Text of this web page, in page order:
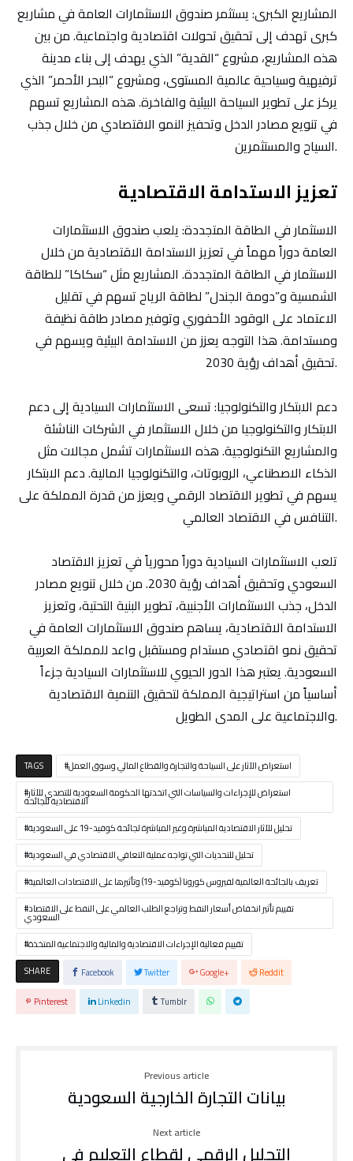
المشاريع الكبرى: يستثمر صندوق الاستثمارات العامة في مشاريع
كبرى تهدف إلى تحقيق تحولات اقتصادية واجتماعية. من بين
هذه المشاريع، مشروع “القدية” الذي يهدف إلى بناء مدينة
ترفيهية وسياحية عالمية المستوى، ومشروع “البحر الأحمر” الذي
يركز على تطوير السياحة البيئية والفاخرة. هذه المشاريع تسهم
في تنويع مصادر الدخل وتحفيز النمو الاقتصادي من خلال جذب
السياح والمستثمرين.
تعزيز الاستدامة الاقتصادية
الاستثمار في الطاقة المتجددة: يلعب صندوق الاستثمارات
العامة دوراً مهماً في تعزيز الاستدامة الاقتصادية من خلال
الاستثمار في الطاقة المتجددة. المشاريع مثل “سكاكا” للطاقة
الشمسية و”دومة الجندل” لطاقة الرياح تسهم في تقليل
الاعتماد على الوقود الأحفوري وتوفير مصادر طاقة نظيفة
ومستدامة. هذا التوجه يعزز من الاستدامة البيئية ويسهم في
تحقيق أهداف رؤية 2030.
دعم الابتكار والتكنولوجيا: تسعى الاستثمارات السيادية إلى دعم
الابتكار والتكنولوجيا من خلال الاستثمار في الشركات الناشئة
والمشاريع التكنولوجية. هذه الاستثمارات تشمل مجالات مثل
الذكاء الاصطناعي، الروبوتات، والتكنولوجيا المالية. دعم الابتكار
يسهم في تطوير الاقتصاد الرقمي ويعزز من قدرة المملكة على
التنافس في الاقتصاد العالمي.
تلعب الاستثمارات السيادية دوراً محورياً في تعزيز الاقتصاد
السعودي وتحقيق أهداف رؤية 2030. من خلال تنويع مصادر
الدخل، جذب الاستثمارات الأجنبية، تطوير البنية التحتية، وتعزيز
الاستدامة الاقتصادية، يساهم صندوق الاستثمارات العامة في
تحقيق نمو اقتصادي مستدام ومستقبل واعد للمملكة العربية
السعودية. يعتبر هذا الدور الحيوي للاستثمارات السيادية جزءاً
أساسياً من استراتيجية المملكة لتحقيق التنمية الاقتصادية
والاجتماعية على المدى الطويل.
TAGS
استعراض الآثار على السياحة والتجارة والقطاع المالي وسوق العمل
استعراض للإجراءات والسياسات التي اتخذتها الحكومة السعودية للتصدي للآثار
الاقتصادية للجائحة
تحليل للآثار الاقتصادية المباشرة وغير المباشرة لجائحة كوفيد-19 على السعودية
تحليل للتحديات التي تواجه عملية التعافي الاقتصادي في السعودية
تعريف بالجائحة العالمية لفيروس كورونا (كوفيد-19) وتأثيرها على الاقتصادات العالمية
تقييم تأثير انخفاض أسعار النفط وتراجع الطلب العالمي على النفط على الاقتصاد
السعودي
تقييم فعالية الإجراءات الاقتصادية والمالية والاجتماعية المتخذة
SHARE
Facebook Twitter Google+
Reddit
Pinterest
Linkedin Tumblr
Previous article
بيانات التجارة الخارجية السعودية
Next article
التحليل الرقمي لقطاع التعليم في